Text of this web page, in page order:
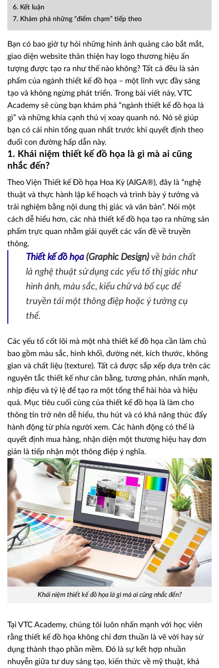
6. Kết luận
7. Khám phá những “điểm chạm” tiếp theo
Bạn có bao giờ tự hỏi những hình ảnh quảng cáo bắt mắt,
giao diện website thân thiện hay logo thương hiệu ấn
tượng được tạo ra như thế nào không? Tất cả đều là sản
phẩm của ngành thiết kế đồ họa – một lĩnh vực đầy sáng
tạo và không ngừng phát triển. Trong bài viết này, VTC
Academy sẽ cùng bạn khám phá “ngành thiết kế đồ họa là
gì” và những khía cạnh thú vị xoay quanh nó. Nó sẽ giúp
bạn có cái nhìn tổng quan nhất trước khi quyết định theo
đuổi con đường hấp dẫn này.
1. Khái niệm thiết kế đồ họa là gì mà ai cũng
nhắc đến?
Theo Viện Thiết kế Đồ họa Hoa Kỳ (AIGA®), đây là “nghệ
thuật và thực hành lập kế hoạch và trình bày ý tưởng và
trải nghiệm bằng nội dung thị giác và văn bản”. Nói một
cách dễ hiểu hơn, các nhà thiết kế đồ họa tạo ra những sản
phẩm trực quan nhằm giải quyết các vấn đề về truyền
thông.
Thiết kế đồ họa (Graphic Design) về bản chất
là nghệ thuật sử dụng các yếu tố thị giác như
hình ảnh, màu sắc, kiểu chữ và bố cục để
truyền tải một thông điệp hoặc ý tưởng cụ
thể.
Các yếu tố cốt lõi mà một nhà thiết kế đồ họa cần làm chủ
bao gồm màu sắc, hình khối, đường nét, kích thước, không
gian và chất liệu (texture). Tất cả được sắp xếp dựa trên các
nguyên tắc thiết kế như cân bằng, tương phản, nhấn mạnh,
nhịp điệu và tỷ lệ để tạo ra một tổng thể hài hòa và hiệu
quả. Mục tiêu cuối cùng của thiết kế đồ họa là làm cho
thông tin trở nên dễ hiểu, thu hút và có khả năng thúc đẩy
hành động từ phía người xem. Các hành động có thể là
quyết định mua hàng, nhận diện một thương hiệu hay đơn
giản là tiếp nhận một thông điệp ý nghĩa.
Khái niệm thiết kế đồ họa là gì mà ai cũng nhắc đến?
Tại VTC Academy, chúng tôi luôn nhấn mạnh với học viên
rằng thiết kế đồ họa không chỉ đơn thuần là vẽ vời hay sử
dụng thành thạo phần mềm. Đó là sự kết hợp nhuần
nhuyễn giữa tư duy sáng tạo, kiến thức về mỹ thuật, khả